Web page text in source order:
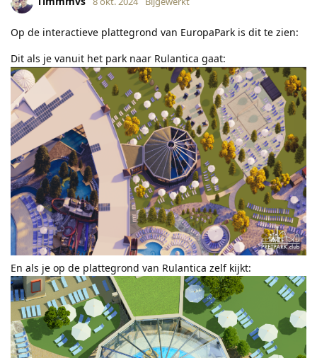
Op de interactieve plattegrond van EuropaPark is dit te zien:
Dit als je vanuit het park naar Rulantica gaat:
En als je op de plattegrond van Rulantica zelf kijkt: